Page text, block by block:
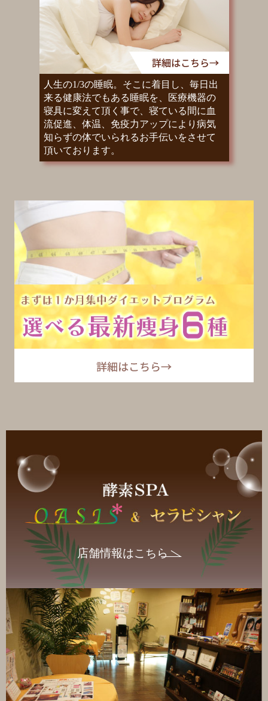
人生の1/3の睡眠。そこに着目し、毎日出
来る健康法でもある睡眠を、医療機器の
寝具に変えて頂く事で、寝ている間に血
流促進、体温、免疫力アップにより病気
知らずの体でいられるお手伝いをさせて
頂いております。
店舗情報はこちら